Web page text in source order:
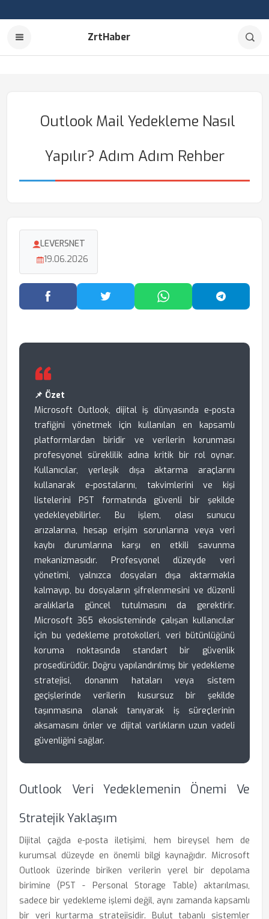
ZrtHaber
Outlook Mail Yedekleme Nasıl
Yapılır? Adım Adım Rehber
LEVERSNET
19.06.2026
Facebook'ta PaylaşTwitter'da PaylaşWhatsApp'ta Paylaş
📌 Özet
Microsoft Outlook, dijital iş dünyasında e-posta
trafiğini yönetmek için kullanılan en kapsamlı
platformlardan biridir ve verilerin korunması
profesyonel süreklilik adına kritik bir rol oynar.
Kullanıcılar, yerleşik dışa aktarma araçlarını
kullanarak e-postalarını, takvimlerini ve kişi
listelerini PST formatında güvenli bir şekilde
yedekleyebilirler. Bu işlem, olası sunucu
arızalarına, hesap erişim sorunlarına veya veri
kaybı durumlarına karşı en etkili savunma
mekanizmasıdır. Profesyonel düzeyde veri
yönetimi, yalnızca dosyaları dışa aktarmakla
kalmayıp, bu dosyaların şifrelenmesini ve düzenli
aralıklarla güncel tutulmasını da gerektirir.
Microsoft 365 ekosisteminde çalışan kullanıcılar
için bu yedekleme protokolleri, veri bütünlüğünü
koruma noktasında standart bir güvenlik
prosedürüdür. Doğru yapılandırılmış bir yedekleme
stratejisi, donanım hataları veya sistem
geçişlerinde verilerin kusursuz bir şekilde
taşınmasına olanak tanıyarak iş süreçlerinin
aksamasını önler ve dijital varlıkların uzun vadeli
güvenliğini sağlar.
Outlook Veri Yedeklemenin Önemi Ve
Stratejik Yaklaşım
Dijital çağda e-posta iletişimi, hem bireysel hem de
kurumsal düzeyde en önemli bilgi kaynağıdır. Microsoft
Outlook üzerinde biriken verilerin yerel bir depolama
birimine (PST - Personal Storage Table) aktarılması,
sadece bir yedekleme işlemi değil, aynı zamanda kapsamlı
bir veri kurtarma stratejisidir. Bulut tabanlı sistemler